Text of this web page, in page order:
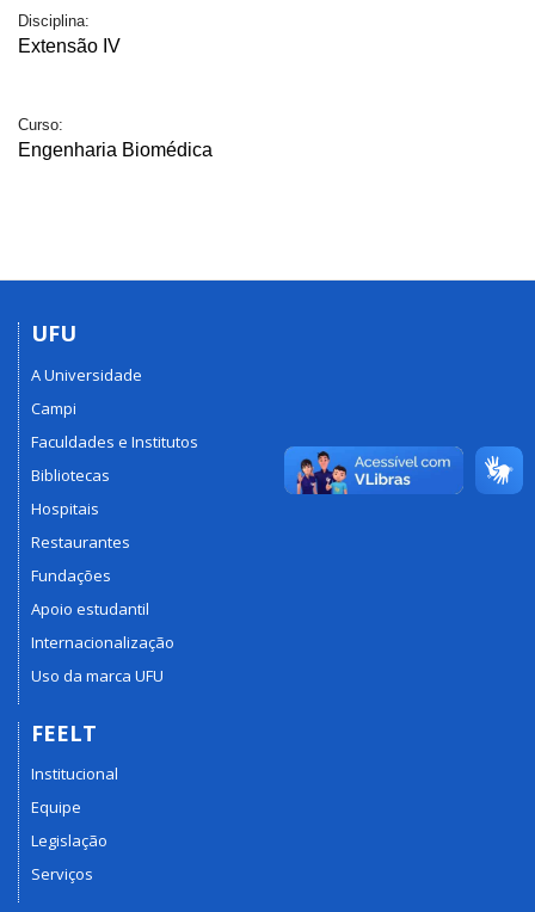
Disciplina:
Extensão IV
Curso:
Engenharia Biomédica
UFU
A Universidade
Campi
Faculdades e Institutos
Bibliotecas
Hospitais
Restaurantes
Fundações
Apoio estudantil
Internacionalização
Uso da marca UFU
FEELT
Institucional
Equipe
Legislação
Serviços